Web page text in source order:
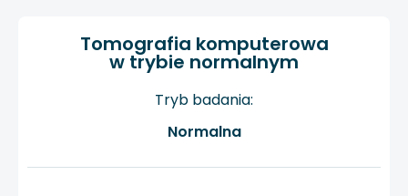
Tomografia komputerowa
w trybie normalnym
Tryb badania:
Normalna